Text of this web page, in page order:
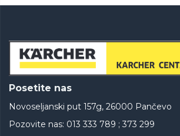
Posetite nas
Novoseljanski put 157g, 26000 Pančevo
Pozovite nas: 013 333 789 ; 373 299